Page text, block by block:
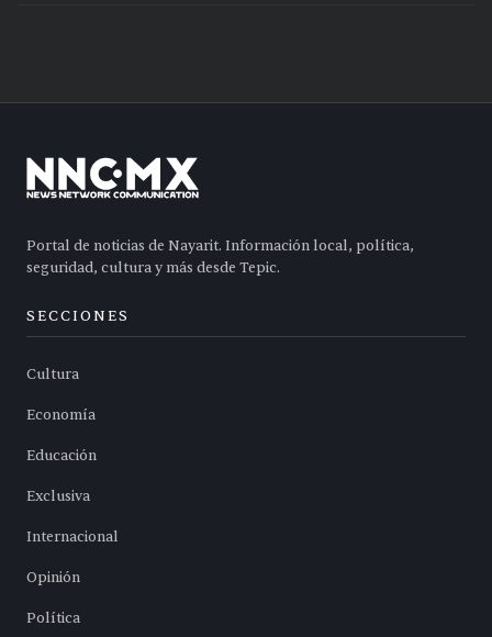
Portal de noticias de Nayarit. Información local, política,
seguridad, cultura y más desde Tepic.
SECCIONES
Cultura
Economía
Educación
Exclusiva
Internacional
Opinión
Política